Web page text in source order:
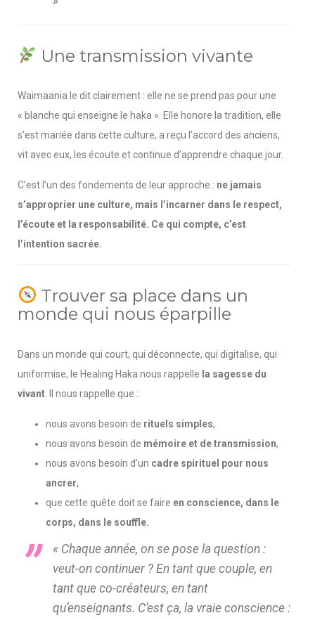
Une transmission vivante
Waimaania le dit clairement : elle ne se prend pas pour une
« blanche qui enseigne le haka ». Elle honore la tradition, elle
s’est mariée dans cette culture, a reçu l’accord des anciens,
vit avec eux, les écoute et continue d’apprendre chaque jour.
C’est l’un des fondements de leur approche : ne jamais
s’approprier une culture, mais l’incarner dans le respect,
l’écoute et la responsabilité. Ce qui compte, c’est
l’intention sacrée.
Trouver sa place dans un
monde qui nous éparpille
Dans un monde qui court, qui déconnecte, qui digitalise, qui
uniformise, le Healing Haka nous rappelle la sagesse du
vivant . Il nous rappelle que :
nous avons besoin de rituels simples,
nous avons besoin de mémoire et de transmission,
nous avons besoin d’un cadre spirituel pour nous
ancrer,
que cette quête doit se faire en conscience, dans le
corps, dans le souffle.
« Chaque année, on se pose la question :
veut-on continuer ? En tant que couple, en
tant que co-créateurs, en tant
qu’enseignants. C’est ça, la vraie conscience :